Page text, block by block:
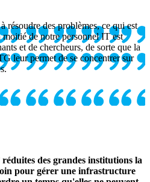
résoudre des problèmes, ce qui est
de notre personnel IT est
et de chercheurs, de sorte que la
leur permet de se concentrer sur
des grandes institutions la
pour gérer une infrastructure